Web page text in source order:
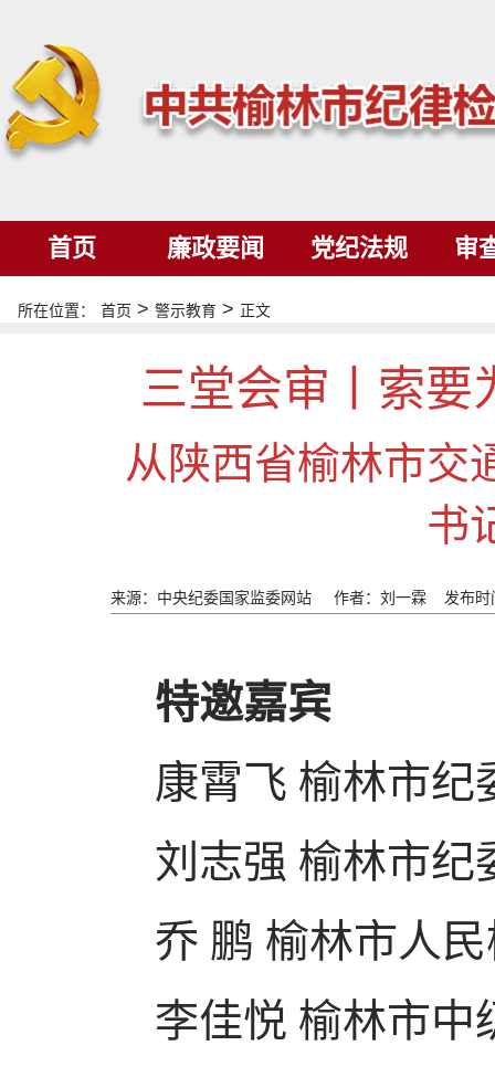
首页 廉政要闻 党纪法规 审
所在位置： 首页 > 警示教育 > 正文
三堂会审丨索要
从陕西省榆林市交
书
来源：中央纪委国家监委网站 作者：刘一霖 发布
特邀嘉宾
康霄飞 榆林市纪
刘志强 榆林市纪
乔 鹏 榆林市人
李佳悦 榆林市中